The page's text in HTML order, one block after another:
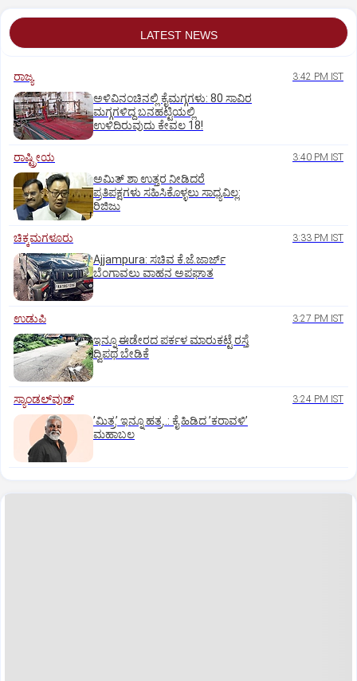
LATEST NEWS
ರಾಜ್ಯ 3:42 PM IST
ಅಳಿವಿನಂಚಿನಲ್ಲಿ ಕೈಮಗ್ಗಗಳು: 80 ಸಾವಿರ
ಮಗ್ಗಗಳಿದ್ದ ಬನಹಟ್ಟಿಯಲ್ಲಿ
ಉಳಿದಿರುವುದು ಕೇವಲ 18!
ರಾಷ್ಟ್ರೀಯ 3:40 PM IST
ಅಮಿತ್ ಶಾ ಉತ್ತರ ನೀಡಿದರೆ
ಪ್ರತಿಪಕ್ಷಗಳು ಸಹಿಸಿಕೊಳ್ಳಲು ಸಾಧ್ಯವಿಲ್ಲ:
ರಿಜಿಜು
ಚಿಕ್ಕಮಗಳೂರು 3:33 PM IST
Ajjampura: ಸಚಿವ ಕೆ.ಜೆ.ಜಾರ್ಜ್
ಬೆಂಗಾವಲು ವಾಹನ ಅಪಘಾತ
ಉಡುಪಿ 3:27 PM IST
ಇನ್ನೂ ಈಡೇರದ ಪರ್ಕಳ ಮಾರುಕಟ್ಟೆ ರಸ್ತೆ
ದ್ವಿಪಥ ಬೇಡಿಕೆ
ಸ್ಯಾಂಡಲ್‌ವುಡ್‌ 3:24 PM IST
ʼಮಿತ್ರʼ ಇನ್ನೂ ಹತ್ರ..: ಕೈ ಹಿಡಿದ ʼಕರಾವಳಿʼ
ಮಹಾಬಲ